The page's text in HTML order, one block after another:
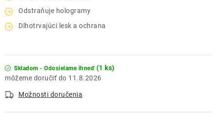
Odstraňuje hologramy
Dlhotrvajúci lesk a ochrana
Skladom - Odosielame ihneď (1 ks)
11.8.2026
Možnosti doručenia